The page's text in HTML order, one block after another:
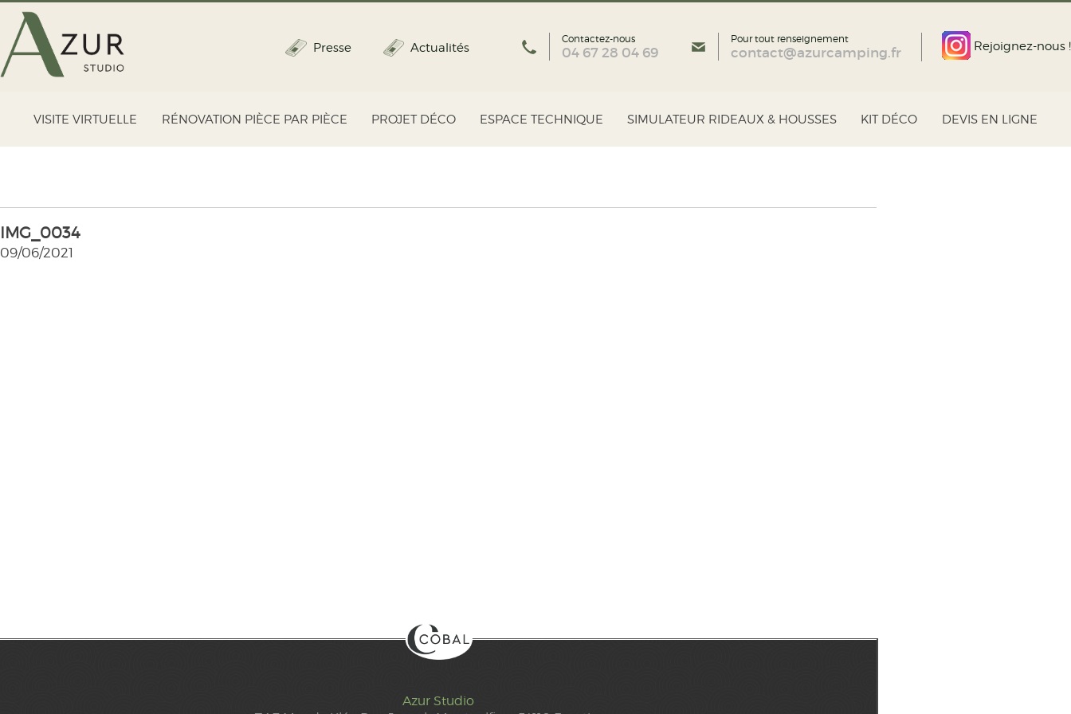
Rejoignez-nous !
Pour tout renseignement
contact@azurcamping.fr
Contactez-nous
04 67 28 04 69
Presse Actualités
VISITE VIRTUELLE RÉNOVATION PIÈCE PAR PIÈCE PROJET DÉCO ESPACE TECHNIQUE SIMULATEUR RIDEAUX & HOUSSES KIT DÉCO DEVIS EN LIGNE
IMG_0034
09/06/2021
Azur Studio